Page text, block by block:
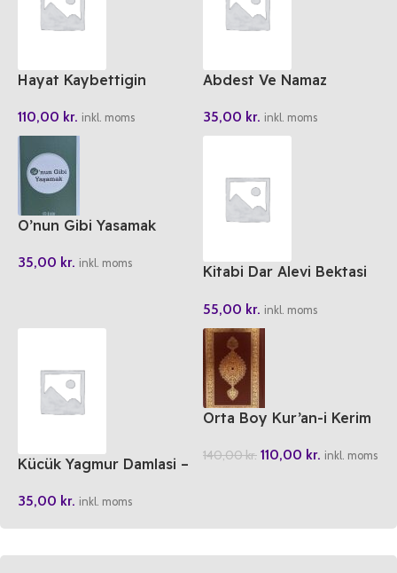
Hayat Kaybettigin
110,00 kr. inkl. moms
Abdest Ve Namaz
35,00 kr. inkl. moms
O’nun Gibi Yasamak
35,00 kr. inkl. moms
Kitabi Dar Alevi Bektasi
55,00 kr. inkl. moms
Kücük Yagmur Damlasi –
4
35,00 kr. inkl. moms
Orta Boy Kur’an-i Kerim
140,00kr. 110,00 kr. inkl. moms